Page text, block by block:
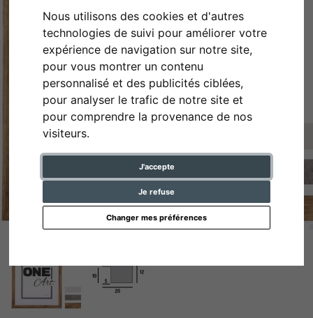
Nous utilisons des cookies et d'autres
technologies de suivi pour améliorer votre
expérience de navigation sur notre site,
pour vous montrer un contenu
personnalisé et des publicités ciblées,
pour analyser le trafic de notre site et
pour comprendre la provenance de nos
visiteurs.
J'accepte
Je refuse
Changer mes préférences
Retour